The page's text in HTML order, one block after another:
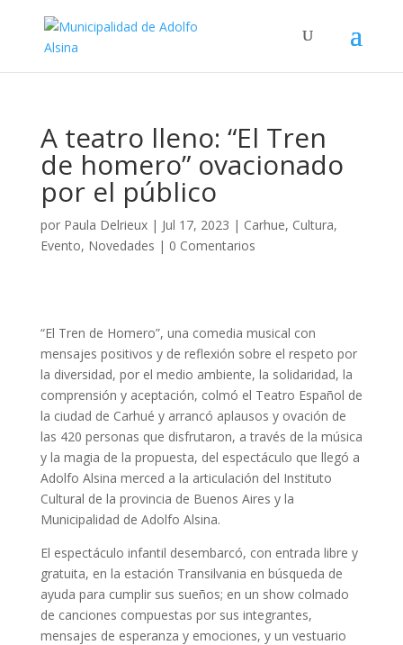
A teatro lleno: “El Tren
de homero” ovacionado
por el público
por Paula Delrieux| Jul 17, 2023 | Carhue, Cultura,
Evento, Novedades | 0 Comentarios
“El Tren de Homero”, una comedia musical con
mensajes positivos y de reflexión sobre el respeto por
la diversidad, por el medio ambiente, la solidaridad, la
comprensión y aceptación, colmó el Teatro Español de
la ciudad de Carhué y arrancó aplausos y ovación de
las 420 personas que disfrutaron, a través de la música
y la magia de la propuesta, del espectáculo que llegó a
Adolfo Alsina merced a la articulación del Instituto
Cultural de la provincia de Buenos Aires y la
Municipalidad de Adolfo Alsina.
El espectáculo infantil desembarcó, con entrada libre y
gratuita, en la estación Transilvania en búsqueda de
ayuda para cumplir sus sueños; en un show colmado
de canciones compuestas por sus integrantes,
mensajes de esperanza y emociones, y un vestuario